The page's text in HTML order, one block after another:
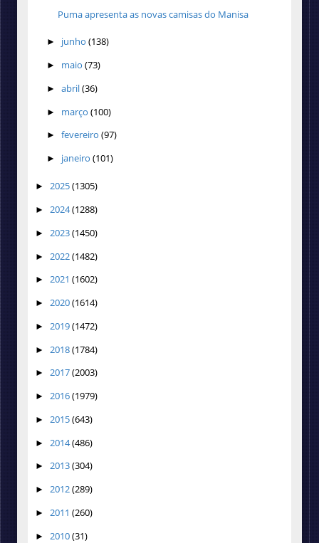
Puma apresenta as novas camisas do Manisa
► junho (138)
► maio (73)
► abril(36)
► março (100)
► fevereiro (97)
► janeiro (101)
► 2025(1305)
► 2024(1288)
► 2023(1450)
► 2022(1482)
► 2021 (1602)
► 2020(1614)
► 2019(1472)
► 2018(1784)
► 2017(2003)
► 2016(1979)
► 2015(643)
► 2014(486)
► 2013(304)
► 2012(289)
► 2011 (260)
► 2010(31)